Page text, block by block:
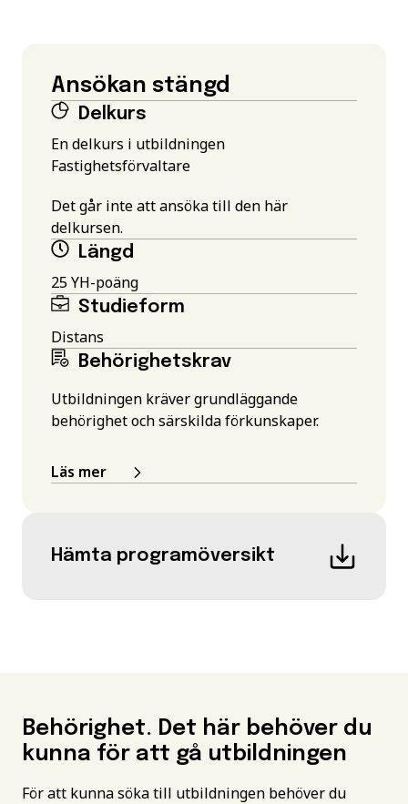
Ansökan stängd
Delkurs
En delkurs i utbildningen
Fastighetsförvaltare
Det går inte att ansöka till den här
delkursen.
Längd
25 YH-poäng
Studieform
Distans
Behörighetskrav
Utbildningen kräver grundläggande
behörighet och särskilda förkunskaper.
Läs mer
Hämta programöversikt
Behörighet. Det här behöver du
kunna för att gå utbildningen
För att kunna söka till utbildningen behöver du